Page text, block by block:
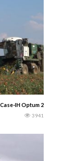
IH Optum 270
3941